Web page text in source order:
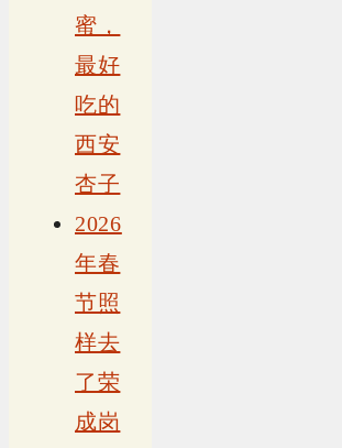
蜜，
最好
吃的
西安
杏子
2026
年春
节照
样去
了荣
成岗